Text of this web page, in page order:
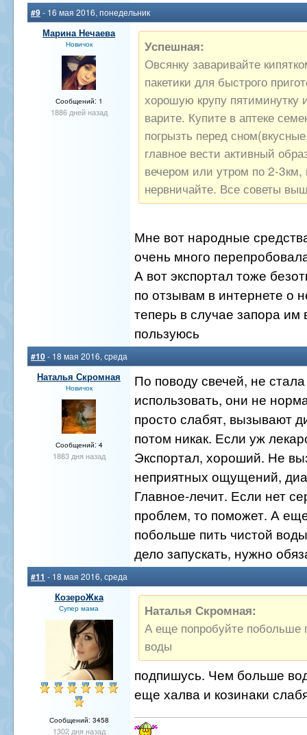
#9- 16 мая 2016, понедельник
Марина Нечаева
Новичок
Сообщений: 1
1886 дней назад
Успешная:
Овсянку заваривайте
пакетики для быстрого
хорошую крупу пятиминутку
варите. Купите в аптеке
погрызть перед
главное вести активный
вечером или утром по 2-3км,
нервничайте. Все советы
Мне вот народные
очень много
А вот экспортал тоже
по отзывам в интернете о
теперь в случае запора им
пользуюсь
#10- 18 мая 2016, среда
Наталья Скромная
Новичок
Сообщений: 4
1883 дня назад
По поводу свечей, не
использовать, они не
просто слабят, вызывают
потом никак. Если уж
Экспортал, хороший. Не
неприятных ощущений,
Главное-лечит. Если нет
проблем, то поможет. А
побольше пить чистой
дело запускать, нужно
#11 - 18 мая 2016, среда
КозероЖка
Супер мама
Сообщений: 3458
1302 дня назад
Наталья Скромная:
А еще попробуйте побольше
воды
подпишусь. Чем больше
еще халва и козинаки